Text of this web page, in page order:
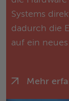
Systems
dadurch die
auf ein
Mehr